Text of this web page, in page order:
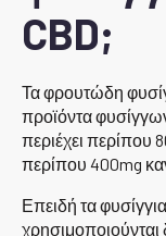
CBD;
Τα φρουτώδη
προϊόντα
περιέχει περίπου
περίπου 400mg
Επειδή τα